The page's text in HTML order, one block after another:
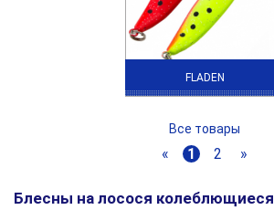
FLADEN
Все товары
« 1 2 »
Блесны на лосося колеблющиеся